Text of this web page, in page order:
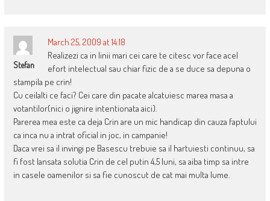
Stefan
March 25, 2009 at 14:18
Realizezi ca in linii mari cei care te citesc vor face acel
efort intelectual sau chiar fizic de a se duce sa depuna o
stampila pe crin!
Cu ceilalti ce faci? Cei care din pacate alcatuiesc marea masa a
votantilor(nici o jignire intentionata aici).
Parerea mea este ca deja Crin are un mic handicap din cauza faptului
ca inca nu a intrat oficial in joc, in campanie!
Daca vrei sa il invingi pe Basescu trebuie sa il hartuiesti continuu, sa
fi fost lansata solutia Crin de cel putin 4,5 luni, sa aiba timp sa intre
in casele oamenilor si sa fie cunoscut de cat mai multa lume.